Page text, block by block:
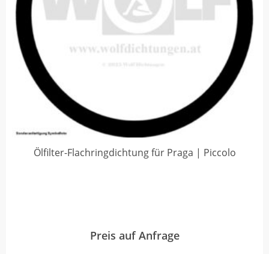
Ölfilter-Flachringdichtung für Praga | Piccolo
Preis auf Anfrage